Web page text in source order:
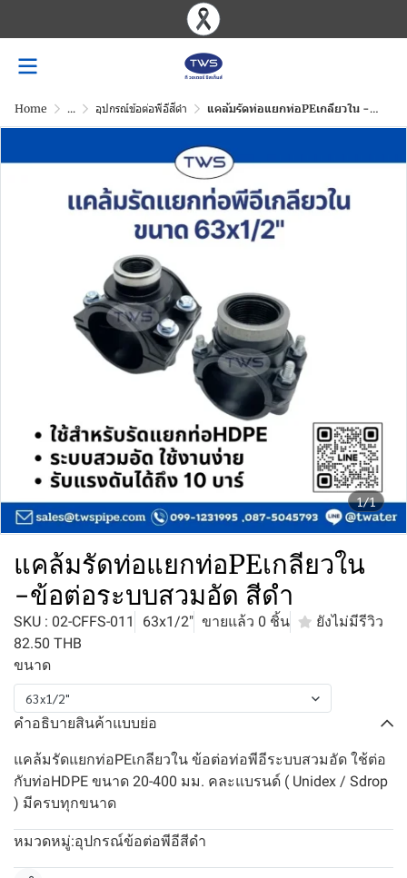
Home ... อุปกรณ์ข้อต่อพีอีสีดำ แคล้มรัดท่อแยกท่อPEเกลียวใน -ข้อต่อระบบสวมอัด สีดำ
1/1
แคล้มรัดท่อแยกท่อPEเกลียวใน
-ข้อต่อระบบสวมอัด สีดำ
SKU : 02-CFFS-011 63x1/2" ขายแล้ว 0 ชิ้น
ยังไม่มีรีวิว
82.50 THB
ขนาด
63x1/2"
คำอธิบายสินค้าแบบย่อ
แคล้มรัดแยกท่อPEเกลียวใน ข้อต่อท่อพีอีระบบสวมอัด ใช้ต่อ
กับท่อHDPE ขนาด 20-400 มม. คละแบรนด์ ( Unidex / Sdrop
) มีครบทุกขนาด
หมวดหมู่:อุปกรณ์ข้อต่อพีอีสีดำ